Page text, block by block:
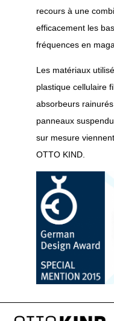
recours à une
efficacement les
fréquences en
Les matériaux
plastique cellulaire
absorbeurs
panneaux
sur mesure
OTTO KIND.